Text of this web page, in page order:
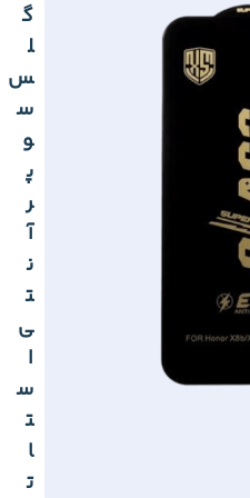
گ
ل
س
س
و
پ
ر
آ
ن
ت
ی
ا
س
ت
ا
ت